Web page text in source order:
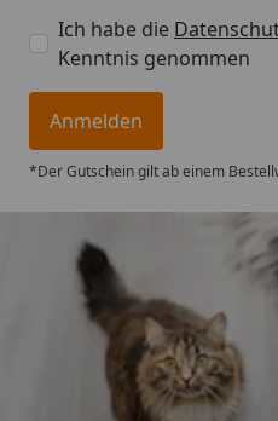
Ich habe die
Kenntnis genommen
Anmelden
*Der Gutschein gilt ab einem